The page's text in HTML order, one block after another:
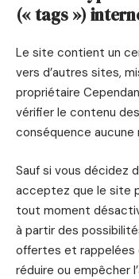
(« tags »)
Le site contient un
vers d’autres sites,
propriétaire
vérifier le contenu
conséquence
Sauf si vous décidez
acceptez que le site
tout moment
à partir des
offertes et rappelées
réduire ou empêcher